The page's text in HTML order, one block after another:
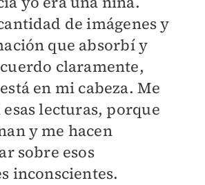
de imágenes y
que absorbí y
claramente,
en mi cabeza. Me
lecturas, porque
y me hacen
sobre esos
inconscientes.